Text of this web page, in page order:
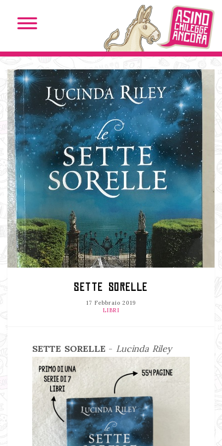
SETTE SORELLE
17 Febbraio 2019
LIBRI
SETTE SORELLE - Lucinda Riley